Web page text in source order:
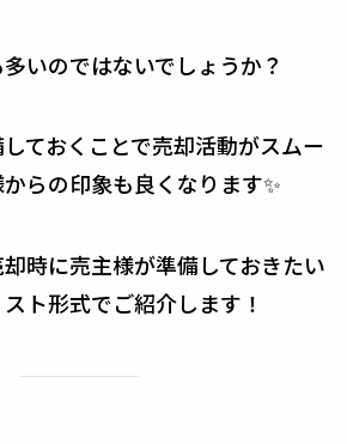
いのではないでしょうか？
ておくことで売却活動がスムー
らの印象も良くなります✨
時に売主様が準備しておきたい
ト形式でご紹介します！